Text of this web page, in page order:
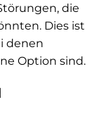
die
Dies ist
denen
Option sind.